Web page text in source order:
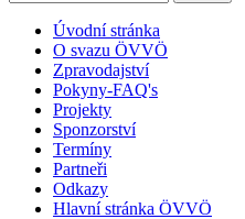
Vyhledávání
Úvodní stránka
O svazu ÖVVÖ
Zpravodajství
Pokyny-FAQ's
Projekty
Sponzorství
Termíny
Partneři
Odkazy
Hlavní stránka ÖVVÖ